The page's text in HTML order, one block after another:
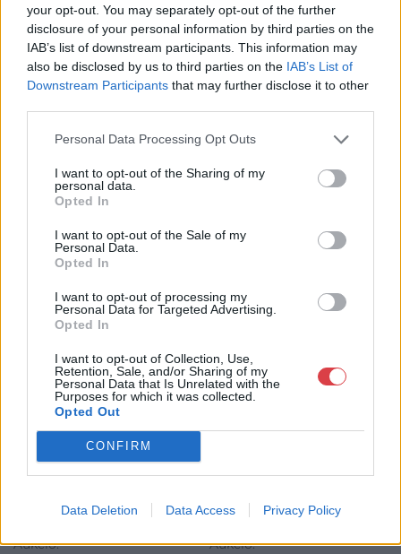
your opt-out. You may separately opt-out of the further
disclosure of your personal information by third parties on the
IAB’s list of downstream participants. This information may
also be disclosed by us to third parties on the IAB’s List of
Downstream Participants that may further disclose it to other
Personal Data Processing Opt Outs
I want to opt-out of the Sharing of my
personal data.
Opted In
I want to opt-out of the Sale of my
Personal Data.
Opted In
I want to opt-out of processing my
Personal Data for Targeted Advertising.
Opted In
I want to opt-out of Collection, Use,
Retention, Sale, and/or Sharing of my
Personal Data that Is Unrelated with the
Purposes for which it was collected.
Opted Out
CONFIRM
Data Deletion Data Access Privacy Policy
Weboldal:
http://www.biksady.com
GALÉRIA TOVÁBBI MŰTÁRGYAI
KAPCSOLÓDÓ MŰTÁRGYAK
KATONAI RÉGISÉG
Aukció:
Aukció: